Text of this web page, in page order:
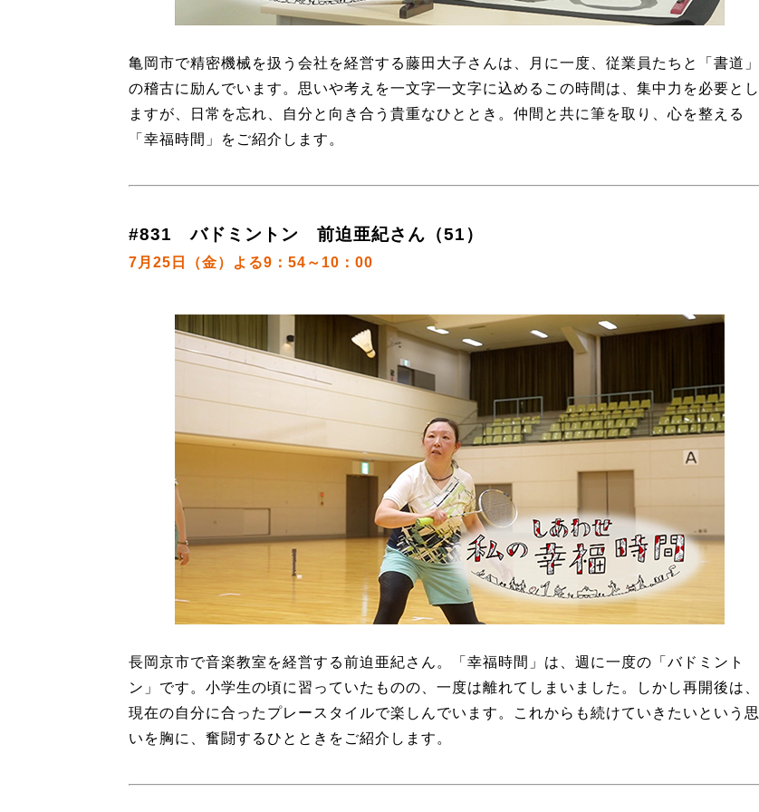
亀岡市で精密機械を扱う会社を経営する藤田大子さんは、月に一度、従業員たちと「書道」
の稽古に励んでいます。思いや考えを一文字一文字に込めるこの時間は、集中力を必要とし
ますが、日常を忘れ、自分と向き合う貴重なひととき。仲間と共に筆を取り、心を整える
「幸福時間」をご紹介します。
#831 バドミントン 前迫亜紀さん（51）
7月25日（金）よる9：54～10：00
長岡京市で音楽教室を経営する前迫亜紀さん。「幸福時間」は、週に一度の「バドミント
ン」です。小学生の頃に習っていたものの、一度は離れてしまいました。しかし再開後は、
現在の自分に合ったプレースタイルで楽しんでいます。これからも続けていきたいという思
いを胸に、奮闘するひとときをご紹介します。